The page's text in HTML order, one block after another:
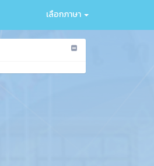
เลือกภาษา